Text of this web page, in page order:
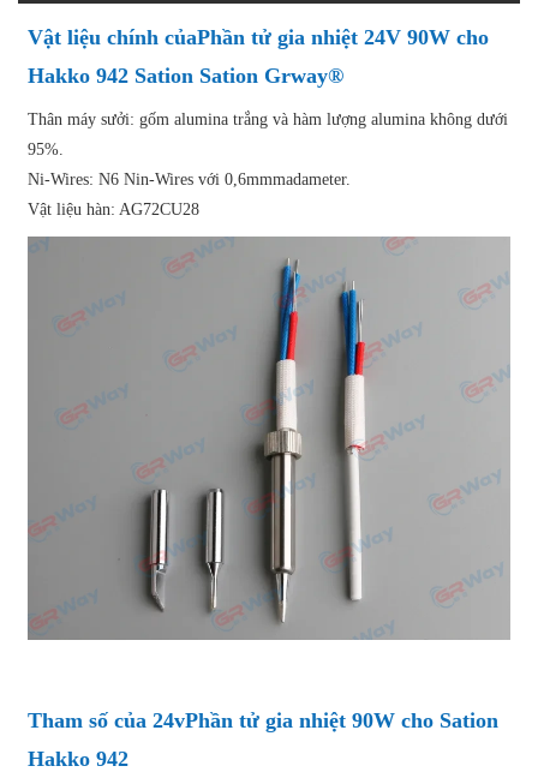
Vật liệu chính củaPhần tử gia nhiệt 24V 90W cho
Hakko 942 Sation Sation Grway®
Thân máy sưởi: gốm alumina trắng và hàm lượng alumina không dưới
95%.
Ni-Wires: N6 Nin-Wires với 0,6mmmadameter.
Vật liệu hàn: AG72CU28
Tham số của 24vPhần tử gia nhiệt 90W cho Sation
Hakko 942